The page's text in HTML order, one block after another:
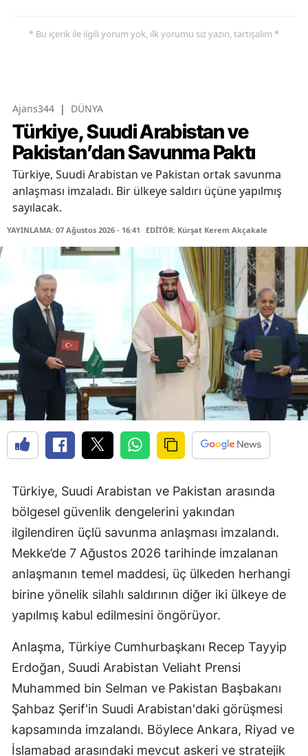
* Bu içerik ile ilgili yorum yok, ilk yorumu siz yazın, tartışalım *
Ajans344 | DÜNYA
Türkiye, Suudi Arabistan ve
Pakistan’dan Savunma Paktı
Türkiye, Suudi Arabistan ve Pakistan ortak savunma
anlaşması imzaladı. Bir ülkeye saldırı üçüne yapılmış
sayılacak.
YAYINLAMA: 07 Ağustos 2026 - 16:41 EDİTÖR: Kürşat Kerem Akçakale
Türkiye, Suudi Arabistan ve Pakistan arasında
bölgesel güvenlik dengelerini yakından
ilgilendiren üçlü savunma anlaşması imzalandı.
Mekke’de 7 Ağustos 2026 tarihinde imzalanan
anlaşmanın temel maddesi, üç ülkeden herhangi
birine yönelik silahlı saldırının diğer iki ülkeye de
yapılmış kabul edilmesini öngörüyor.
Anlaşma, Türkiye Cumhurbaşkanı Recep Tayyip
Erdoğan, Suudi Arabistan Veliaht Prensi
Muhammed bin Selman ve Pakistan Başbakanı
Şahbaz Şerif'in Suudi Arabistan'daki görüşmesi
kapsamında imzalandı. Böylece Ankara, Riyad ve
İslamabad arasındaki mevcut askeri ve stratejik